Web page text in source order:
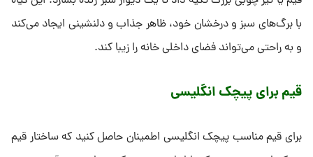
با برگ‌های سبز و درخشان خود، ظاهر جذاب و دلنشینی ایجاد می‌کند
و به راحتی می‌تواند فضای داخلی خانه را زیبا کند.
قیم برای پیچک انگلیسی
برای قیم مناسب پیچک انگلیسی اطمینان حاصل کنید که ساختار قیم